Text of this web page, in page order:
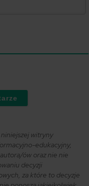
niniejszej witryny
edukacyjny,
ów oraz nie nie
decyzji
za które to decyzje